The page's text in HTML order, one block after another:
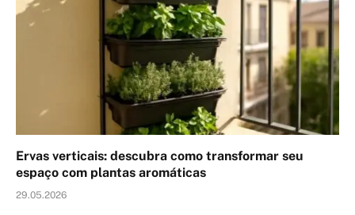
Ervas verticais: descubra como transformar seu
espaço com plantas aromáticas
29.05.2026